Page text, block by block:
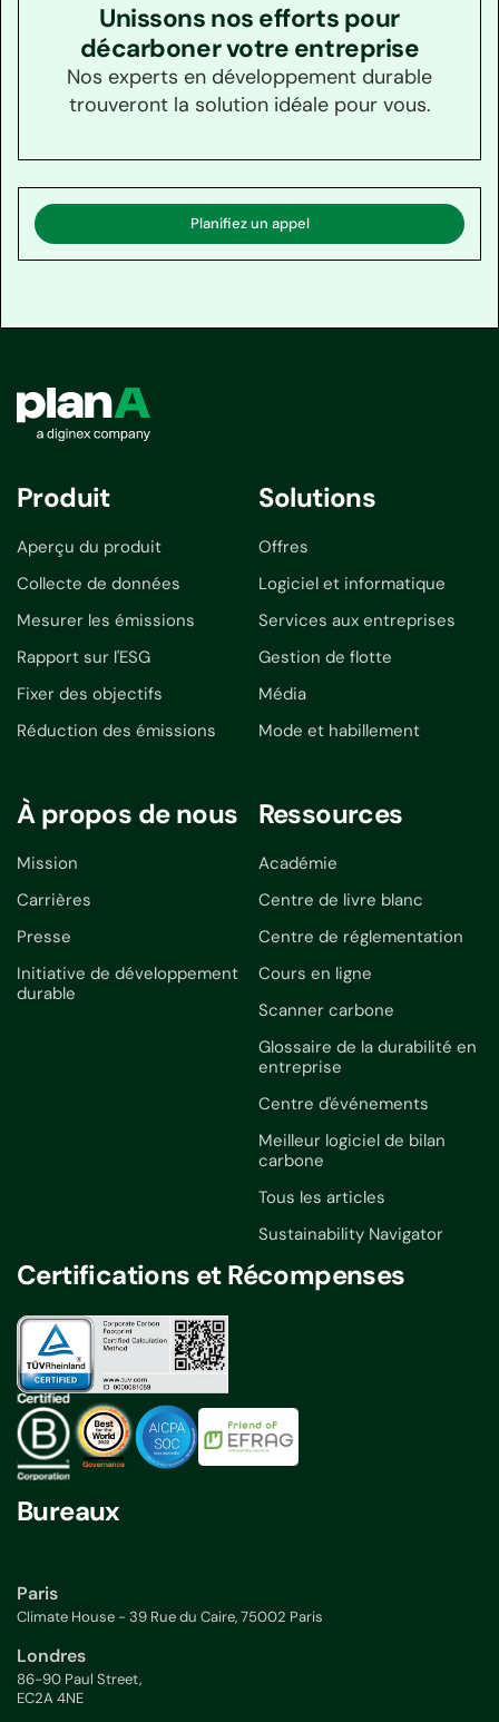
Unissons nos efforts pour
décarboner votre entreprise
Nos experts en développement durable
trouveront la solution idéale pour vous.
Planifiez un appel
Produit
Aperçu du produit
Collecte de données
Mesurer les émissions
Rapport sur l'ESG
Fixer des objectifs
Réduction des émissions
Solutions
Offres
Logiciel et informatique
Services aux entreprises
Gestion de flotte
Média
Mode et habillement
À propos de nous
Mission
Carrières
Presse
Initiative de développement
durable
Ressources
Académie
Centre de livre blanc
Centre de réglementation
Cours en ligne
Scanner carbone
Glossaire de la durabilité en
entreprise
Centre d'événements
Meilleur logiciel de bilan
carbone
Tous les articles
Sustainability Navigator
Certifications et Récompenses
Bureaux
Paris
Climate House - 39 Rue du Caire, 75002 Paris
Londres
86-90 Paul Street,
EC2A 4NE